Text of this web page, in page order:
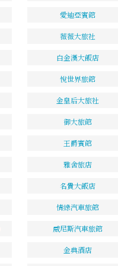
愛迪亞賓館
薇薇大旅社
白金漢大飯店
悅世界旅館
金皇后大旅社
御大旅館
王爵賓館
雅舍旅店
名貴大飯店
情綠汽車旅館
威尼斯汽車旅館
金典酒店